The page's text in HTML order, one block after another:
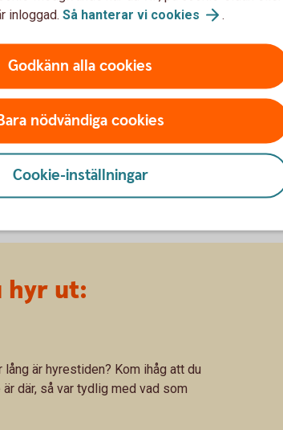
för kalenderåret blir
el, ska du inte ta
upp som hyra. Och om
laga något, ska värdet
hyr ut:
är hyrestiden? Kom ihåg att du
där, så var tydlig med vad som
inloggad. Så hanterar vi cookies .
Godkänn alla cookies
nödvändiga cookies
Cookie-inställningar